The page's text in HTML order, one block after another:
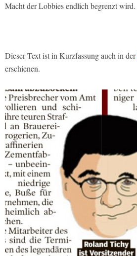
Macht der Lobbies endlich begrenzt wird.
Dieser Text ist in Kurzfassung auch in der
erschienen.